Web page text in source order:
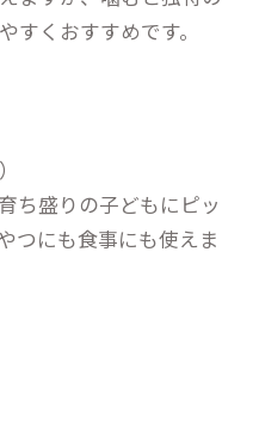
すくおすすめです。
ち盛りの子どもにピッ
つにも食事にも使えま